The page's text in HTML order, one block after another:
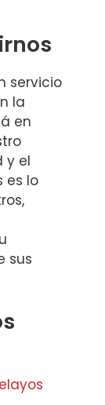
servicio
la
en
y el
es lo
sus